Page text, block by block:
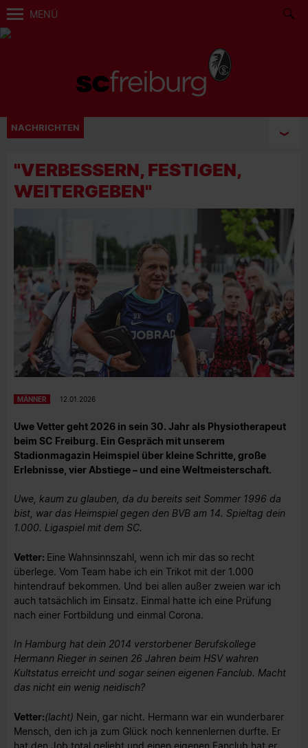
MENÜ
NACHRICHTEN
"VERBESSERN, FESTIGEN,
WEITERGEBEN"
MÄNNER 12.01.2026
Uwe Vetter geht 2026 in sein 30. Jahr als Physiotherapeut
beim SC Freiburg. Ein Gespräch mit unserem
Stadionmagazin Heimspiel über kleine Schritte, große
Erlebnisse, vier Abstiege – und eine Weltmeisterschaft.
Uwe, kaum zu glauben, da du bereits seit Sommer 1996 da
bist, war das Heimspiel gegen den BVB am 14. Spieltag dein
1.000. Ligaspiel mit dem SC.
Vetter: Eine Wahnsinnszahl, wenn ich mir das so recht
überlege. Vom Team habe ich ein Trikot mit der 1.000
hintendrauf bekommen. Und bei allen außer zweien war ich
auch tatsächlich im Einsatz. Einmal hatte ich eine Prüfung
nach einer Fortbildung und einmal Corona.
In Hamburg hat dein 2014 verstorbener Berufskollege
Hermann Rieger in seinen 26 Jahren beim HSV wahren
Kultstatus erreicht und sogar seinen eigenen Fanclub. Macht
das nicht ein wenig neidisch?
Vetter:(lacht) Nein, gar nicht. Hermann war ein wunderbarer
Mensch, den ich ja zum Glück noch kennenlernen durfte. Er
hat den Job total geliebt und einen eigenen Fanclub hat er